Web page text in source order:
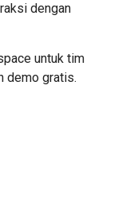
dengan
untuk tim
demo gratis.